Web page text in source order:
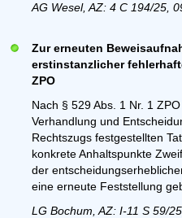
AG Wesel, AZ: 4 C 194/25,
Zur erneuten
erstinstanzlicher
ZPO
Nach § 529 Abs. 1 Nr. 1
Verhandlung und
Rechtszugs festgestellten
konkrete Anhaltspunkte
der
eine erneute Feststellung
LG Bochum, AZ: I-11 S 59/